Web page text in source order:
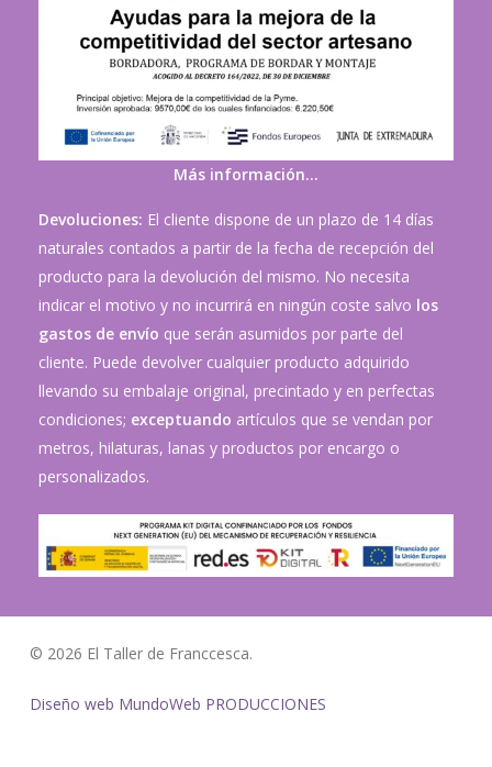
Más información…
Devoluciones: El cliente dispone de un plazo de 14 días
naturales contados a partir de la fecha de recepción del
producto para la devolución del mismo. No necesita
indicar el motivo y no incurrirá en ningún coste salvo los
gastos de envío que serán asumidos por parte del
cliente. Puede devolver cualquier producto adquirido
llevando su embalaje original, precintado y en perfectas
condiciones; exceptuando artículos que se vendan por
metros, hilaturas, lanas y productos por encargo o
personalizados.
© 2026 El Taller de Franccesca.
Diseño web MundoWeb PRODUCCIONES